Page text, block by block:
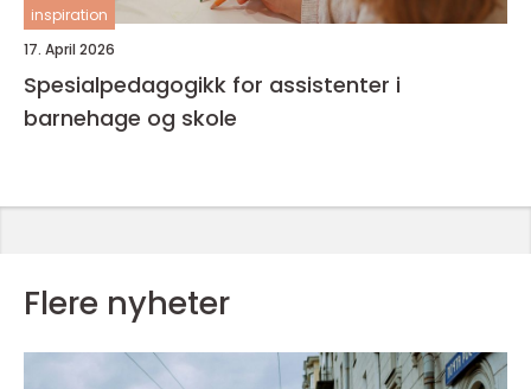
inspiration
17. April 2026
Spesialpedagogikk for assistenter i
barnehage og skole
Flere nyheter